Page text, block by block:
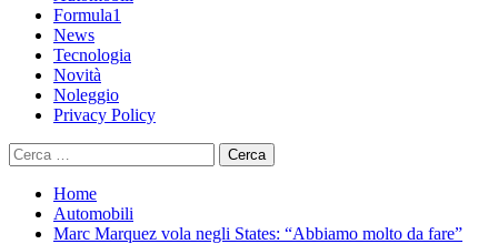
Formula1
News
Tecnologia
Novità
Noleggio
Privacy Policy
Ricerca
per:
Home
Automobili
Marc Marquez vola negli States: “Abbiamo molto da fare”